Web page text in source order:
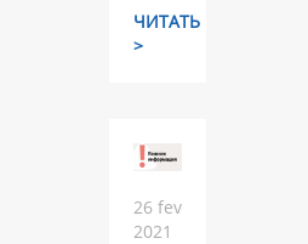
ЧИТАТЬ
>
26 fev
2021